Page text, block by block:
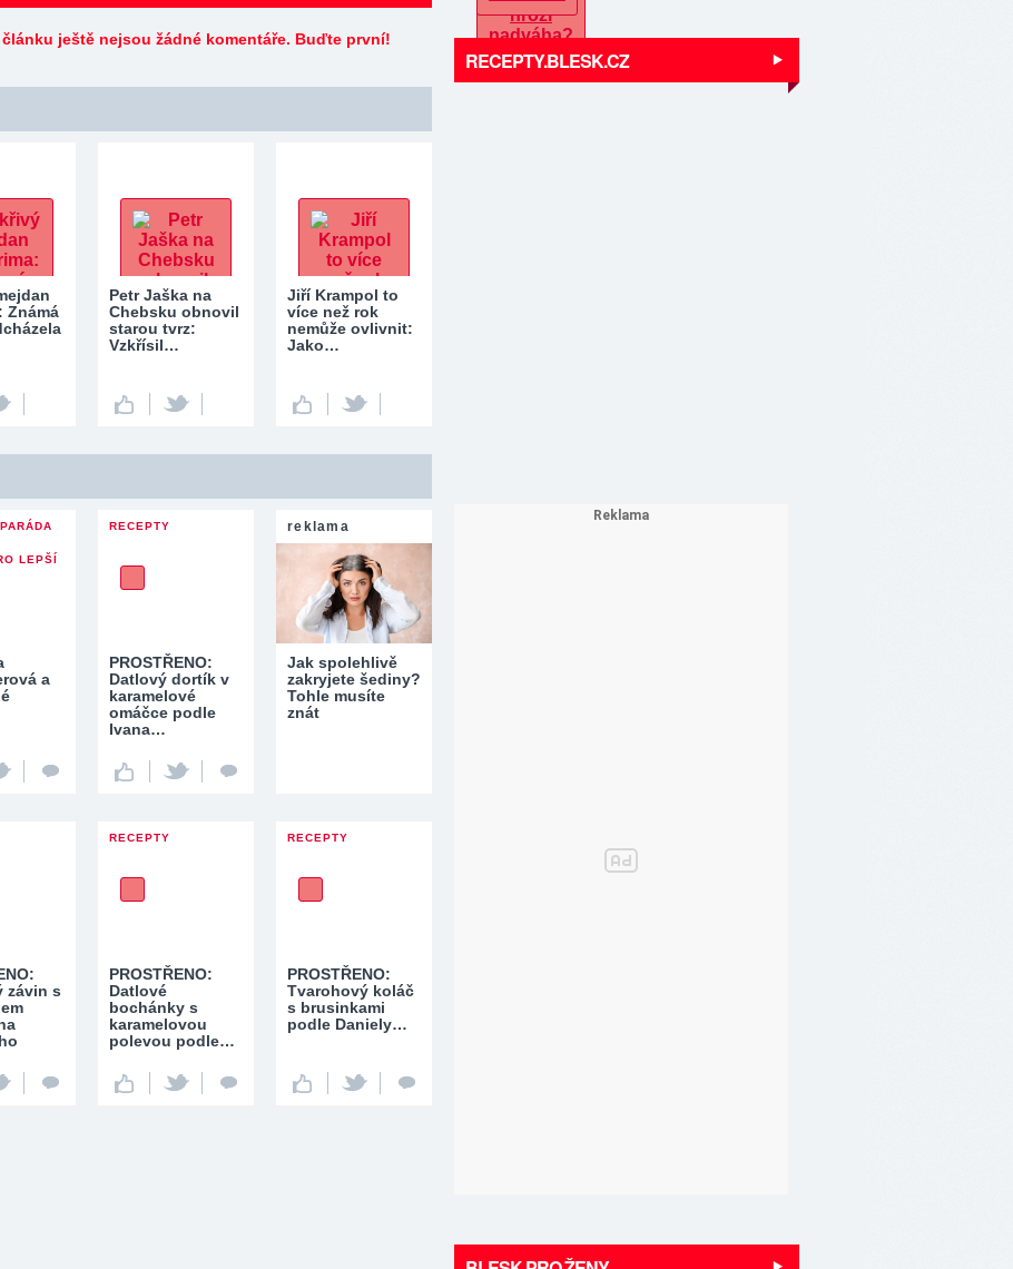
ještě nejsou žádné komentáře. Buďte první!
Známá
Petr Jaška na
Chebsku obnovil
starou tvrz:
Vzkřísil…
Jiří Krampol to
více než rok
nemůže ovlivnit:
Jako…
LEPŠÍ
a
RECEPTY
PROSTŘENO:
Datlový dortík v
karamelové
omáčce podle
Ivana…
reklama
Jak spolehlivě
zakryjete šediny?
Tohle musíte
znát
závin s
RECEPTY
PROSTŘENO:
Datlové
bochánky s
karamelovou
polevou podle…
RECEPTY
PROSTŘENO:
Tvarohový koláč
s brusinkami
podle Daniely…
RECEPTY.BLESK.CZ